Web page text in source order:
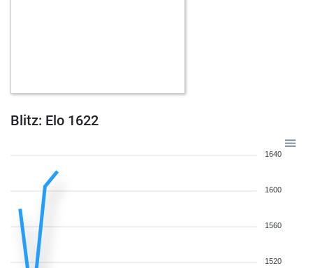
Blitz: Elo 1622
1640
1600
1560
1520